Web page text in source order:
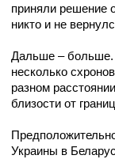
приняли решение
никто и не
Дальше –
несколько
разном
близости от
Украины в